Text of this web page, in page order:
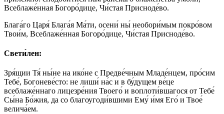
Всеблаже́нная Богоро́дице, Чи́стая Присноде́во.
Блага́го Царя́ Блага́я Ма́ти, осени́ ны́ необори́мым покро́вом
Твои́м, Всеблаже́нная Богоро́дице, Чи́стая Присноде́во.
Свети́лен:
Зря́щии Тя́ ны́не на ико́не с Предве́чным Младе́нцем, про́сим
Тебе́, Богоневе́сто: не лиши́ на́с и в бу́дущем ве́це
всеблаже́ннаго лицезре́ния Твоего́ и воплоти́вшагося от Тебе́
Сы́на Бо́жия, да со благоугоди́вшими Ему́ и́мя Его́ и Твое́
велича́ем.